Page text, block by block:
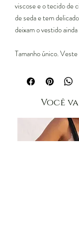
viscose e o tecido de
de seda e tem
deixam o vestido
Tamanho único.
Você